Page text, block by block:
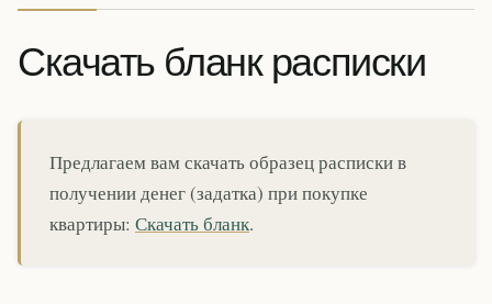
Скачать бланк расписки
Предлагаем вам скачать образец расписки в
получении денег (задатка) при покупке
квартиры: Скачать бланк.